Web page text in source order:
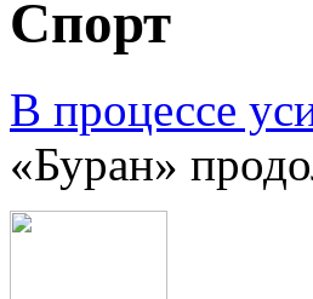
Спорт
В процессе
«Буран»